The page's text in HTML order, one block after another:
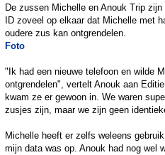
De zussen Michelle en Anouk Trip
ID zoveel op elkaar dat Michelle met
oudere zus kan ontgrendelen.
Foto
"Ik had een nieuwe telefoon en wilde
ontgrendelen", vertelt Anouk aan
kwam ze er gewoon in. We waren
zusjes zijn, maar we zijn geen
Michelle heeft er zelfs weleens
mijn data was op. Anouk had nog wel